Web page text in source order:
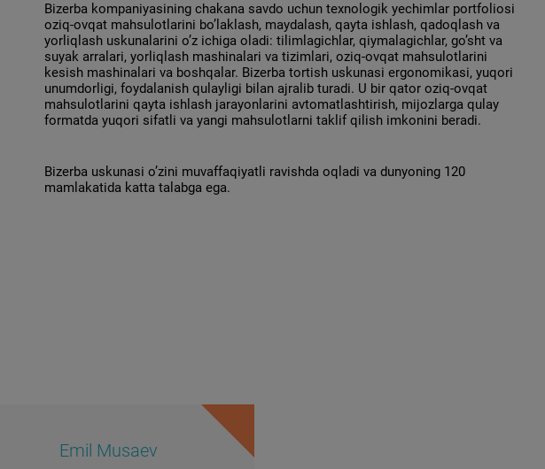
Bizerba kompaniyasining chakana savdo uchun texnologik yechimlar portfoliosi
oziq-ovqat mahsulotlarini bo’laklash, maydalash, qayta ishlash, qadoqlash va
yorliqlash uskunalarini o’z ichiga oladi: tilimlagichlar, qiymalagichlar, go’sht va
suyak arralari, yorliqlash mashinalari va tizimlari, oziq-ovqat mahsulotlarini
kesish mashinalari va boshqalar. Bizerba tortish uskunasi ergonomikasi, yuqori
unumdorligi, foydalanish qulayligi bilan ajralib turadi. U bir qator oziq-ovqat
mahsulotlarini qayta ishlash jarayonlarini avtomatlashtirish, mijozlarga qulay
formatda yuqori sifatli va yangi mahsulotlarni taklif qilish imkonini beradi.
Bizerba uskunasi o’zini muvaffaqiyatli ravishda oqladi va dunyoning 120
mamlakatida katta talabga ega.
Emil Musaev